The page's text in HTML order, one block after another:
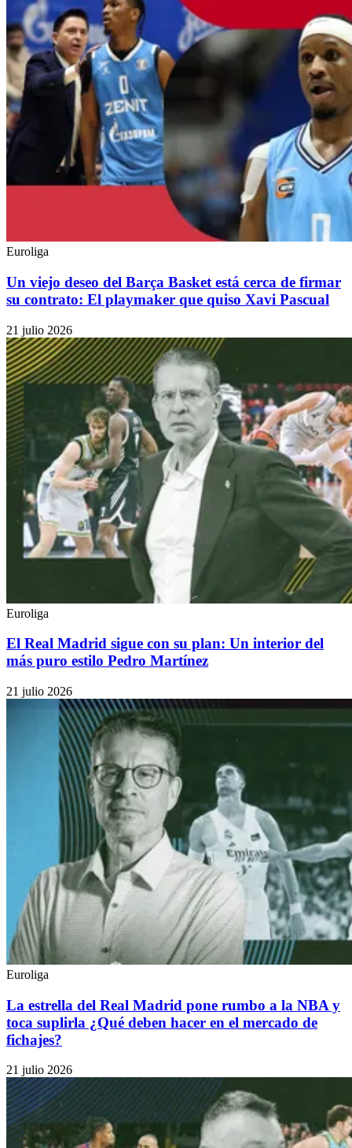
Euroliga
Un viejo deseo del Barça Basket está cerca de firmar
su contrato: El playmaker que quiso Xavi Pascual
21 julio 2026
Euroliga
El Real Madrid sigue con su plan: Un interior del
más puro estilo Pedro Martínez
21 julio 2026
Euroliga
La estrella del Real Madrid pone rumbo a la NBA y
toca suplirla ¿Qué deben hacer en el mercado de
fichajes?
21 julio 2026